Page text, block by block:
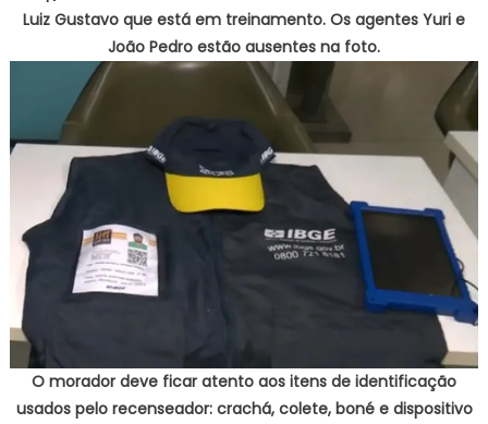
Luiz Gustavo que está em treinamento. Os agentes Yuri e
João Pedro estão ausentes na foto.
O morador deve ficar atento aos itens de identificação
usados pelo recenseador: crachá, colete, boné e dispositivo